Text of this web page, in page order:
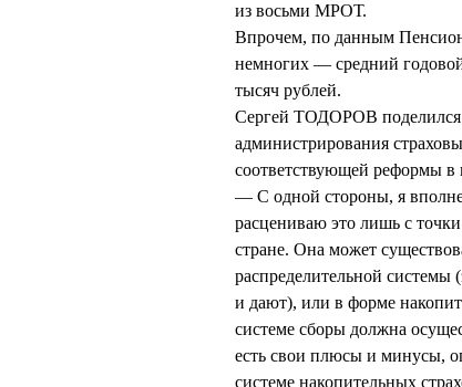
из восьми МРОТ.
Впрочем, по данным
немногих — средний годовой
тысяч рублей.
Сергей ТОДОРОВ поделился
администрирования
соответствующей реформы в
— С одной стороны, я
расцениваю это лишь с
стране. Она может
распределительной системы
и дают), или в форме
системе сборы должна
есть свои плюсы и минусы,
системе накопительных